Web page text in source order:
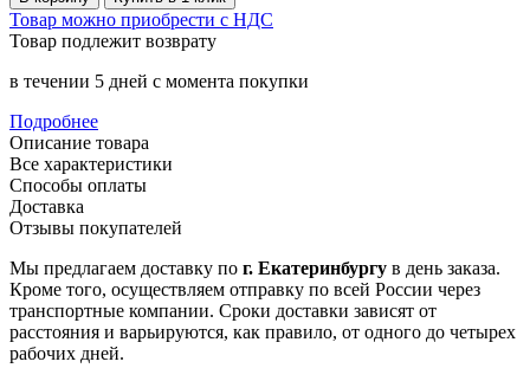
Товар можно приобрести с НДС
Товар подлежит возврату
в течении 5 дней с момента покупки
Подробнее
Описание товара
Все характеристики
Способы оплаты
Доставка
Отзывы покупателей
Мы предлагаем доставку по г. Екатеринбургу в день заказа.
Кроме того, осуществляем отправку по всей России через
транспортные компании. Сроки доставки зависят от
расстояния и варьируются, как правило, от одного до четырех
рабочих дней.